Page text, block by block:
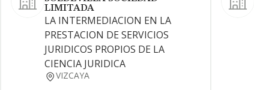
LIMITADA
LA INTERMEDIACION EN LA
PRESTACION DE SERVICIOS
JURIDICOS PROPIOS DE LA
CIENCIA JURIDICA
VIZCAYA